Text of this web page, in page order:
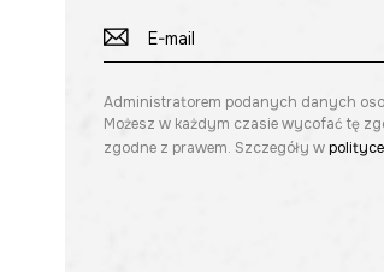
Administratorem podanych danych
Możesz w każdym czasie wycofać tę
zgodne z prawem. Szczegóły w